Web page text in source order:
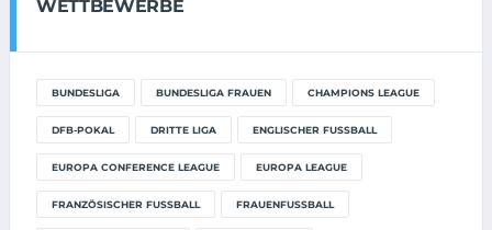
WETTBEWERBE
BUNDESLIGA BUNDESLIGA FRAUEN CHAMPIONS LEAGUE
DFB-POKAL DRITTE LIGA ENGLISCHER FUSSBALL
EUROPA CONFERENCE LEAGUE EUROPA LEAGUE
FRANZÖSISCHER FUSSBALL FRAUENFUSSBALL